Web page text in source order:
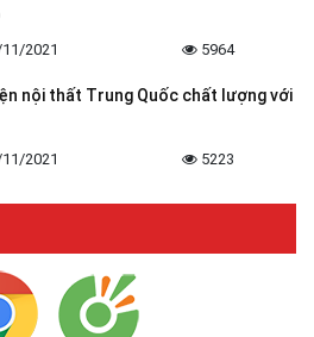
2021 5964
nội thất Trung Quốc chất lượng với
2021 5223